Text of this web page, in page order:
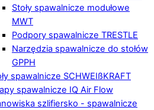
Stoły spawalnicze modułowe
MWT
Podpory spawalnicze TRESTLE
Narzędzia spawalnicze do stołów
GPPH
spawalnicze SCHWEIßKRAFT
spawalnicze IQ Air Flow
szlifiersko - spawalnicze